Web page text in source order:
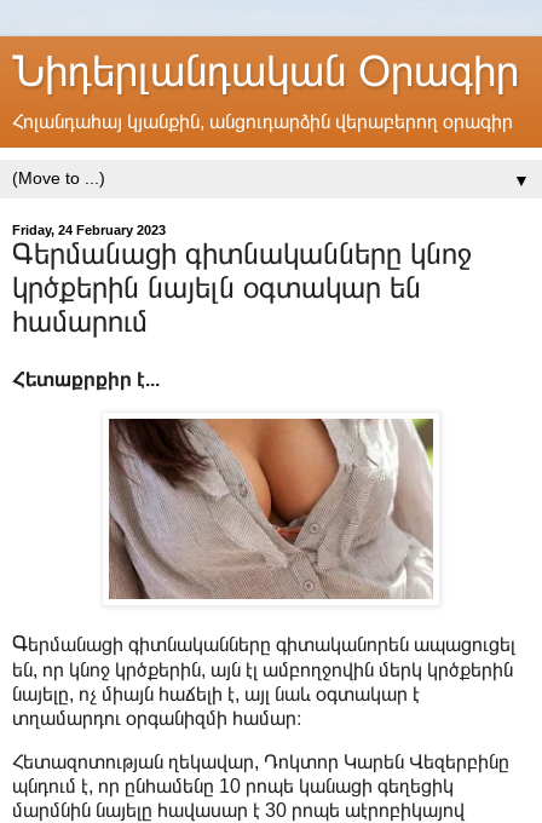
Նիդերլանդական Օրագիր
Հոլանդահայ կյանքին, անցուդարձին վերաբերող օրագիր
▼
Friday, 24 February 2023
Գերմանացի գիտնականները կնոջ
կրծքերին նայելն օգտակար են
համարում
Հետաքրքիր է...
Գերմանացի գիտնականները գիտականորեն ապացուցել
են, որ կնոջ կրծքերին, այն էլ ամբողջովին մերկ կրծքերին
նայելը, ոչ միայն հաճելի է, այլ նաև օգտակար է
տղամարդու օրգանիզմի համար։
Հետազոտության ղեկավար, Դոկտոր Կարեն Վեզերբինը
պնդում է, որ ընհամենը 10 րոպե կանացի գեղեցիկ
մարմնին նայելը հավասար է 30 րոպե աէրոբիկայով